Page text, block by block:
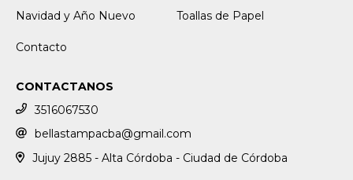
Navidad y Año Nuevo Toallas de Papel
Contacto
CONTACTANOS
3516067530
bellastampacba@gmail.com
Jujuy 2885 - Alta Córdoba - Ciudad de Córdoba